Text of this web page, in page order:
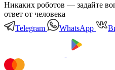
Никаких роботов — задайте
ответ от человека
Telegram
WhatsApp